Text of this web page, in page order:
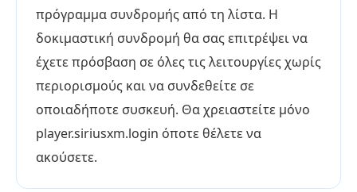
πρόγραμμα συνδρομής από τη λίστα. Η
δοκιμαστική συνδρομή θα σας επιτρέψει να
έχετε πρόσβαση σε όλες τις λειτουργίες χωρίς
περιορισμούς και να συνδεθείτε σε
οποιαδήποτε συσκευή. Θα χρειαστείτε μόνο
player.siriusxm.login όποτε θέλετε να
ακούσετε.